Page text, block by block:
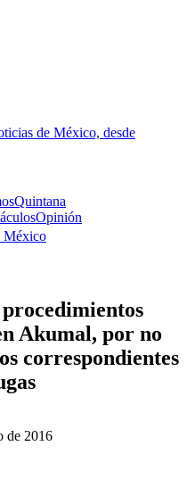
de México, desde
Quintana
Opinión
México
Akumal, por no
correspondientes
de 2016